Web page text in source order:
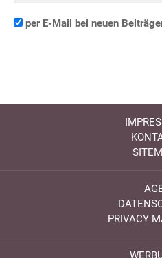
per E-Mail bei neuen
PRIVACY